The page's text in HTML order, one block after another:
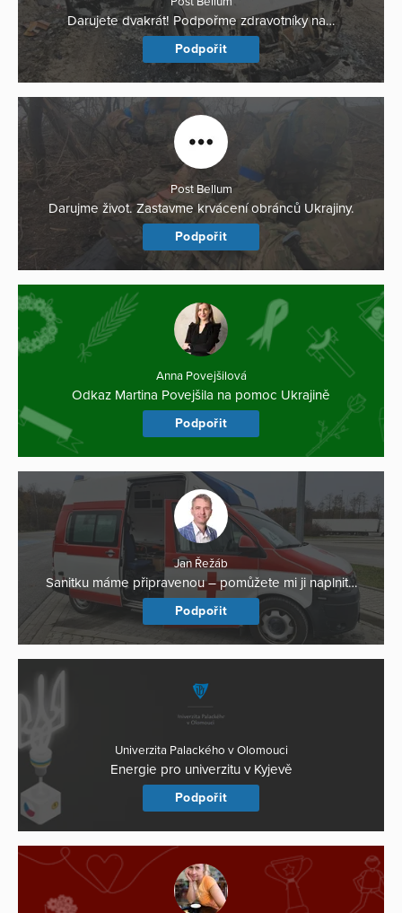
Darujete dvakrát! Podpořme zdravotníky na…
Podpořit
Post Bellum
Darujme život. Zastavme krvácení obránců Ukrajiny.
Podpořit
Anna Povejšilová
Odkaz Martina Povejšila na pomoc Ukrajině
Podpořit
Jan Řežáb
Sanitku máme připravenou – pomůžete mi ji naplnit…
Podpořit
Univerzita Palackého v Olomouci
Energie pro univerzitu v Kyjevě
Podpořit